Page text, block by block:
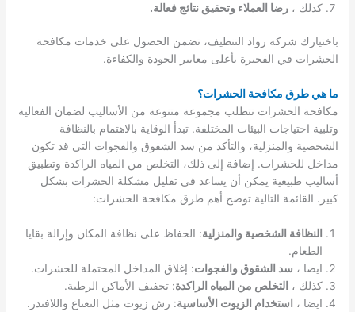
كذلك ،رضا العملاء وتحقيق نتائج فعالة.
باختيارك شركة رواد التنظيف، تضمن الحصول على خدمات مكافحة
الحشرات في الفجيرة بأعلى معايير الجودة والكفاءة.
ما هي طرق مكافحة الحشرات؟
مكافحة الحشرات تتطلب مجموعة متنوعة من الأساليب لضمان الفعالية
وتلبية احتياجات البيئات المختلفة. تبدأ الوقاية بالاهتمام بالنظافة
الشخصية والمنزلية، والتأكد من سد الشقوق والفجوات التي قد تكون
مداخل للحشرات. إضافة إلى ذلك، التخلص من المياه الراكدة وتطبيق
أساليب طبيعية يمكن أن يساعد في تقليل مشكلة الحشرات بشكل
كبير. القائمة التالية توضح أهم طرق مكافحة الحشرات:
النظافة الشخصية والمنزلية: الحفاظ على نظافة المكان وإزالة بقايا
الطعام.
ايضا ، سد الشقوق والفجوات: إغلاق المداخل المحتملة للحشرات.
كذلك ، التخلص من المياه الراكدة: تجفيف الأماكن الرطبة.
ايضا ،
استخدام الزيوت الأساسية: رش زيوت مثل النعناع واللافندر.